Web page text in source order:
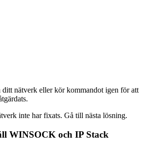
ditt nätverk eller kör kommandot igen för att
inte har fixats. Gå till nästa lösning.
WINSOCK och IP Stack